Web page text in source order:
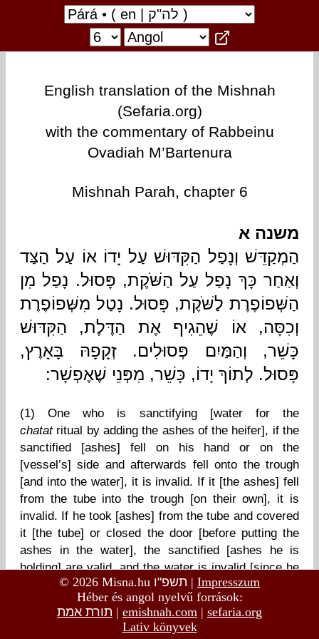
© 2026 Misna.hu תשפ"ו | Impresszum
Héber és angol nyelvű források:
תורת אמת | emishnah.com | sefaria.org
Lativ könyvek